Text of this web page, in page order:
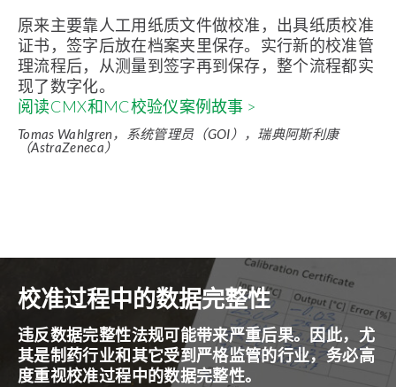
原来主要靠人工用纸质文件做校准，出具纸质校准
证书，签字后放在档案夹里保存。实行新的校准管
理流程后，从测量到签字再到保存，整个流程都实
现了数字化。
阅读CMX和MC校验仪案例故事 >
Tomas Wahlgren，系统管理员（GOI），瑞典阿斯利康
（AstraZeneca）
校准过程中的数据完整性
违反数据完整性法规可能带来严重后果。因此，尤
其是制药行业和其它受到严格监管的行业，务必高
度重视校准过程中的数据完整性。